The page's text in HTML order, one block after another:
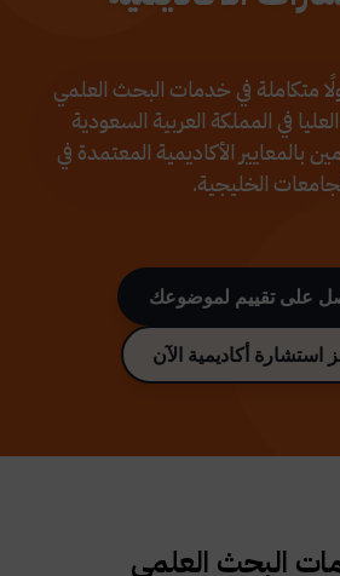
متكاملة في خدمات البحث العلمي
في المملكة العربية السعودية
بالمعايير الأكاديمية المعتمدة في
الخليجية.
على تقييم لموضوعك
استشارة أكاديمية الآن
البحث العلمي